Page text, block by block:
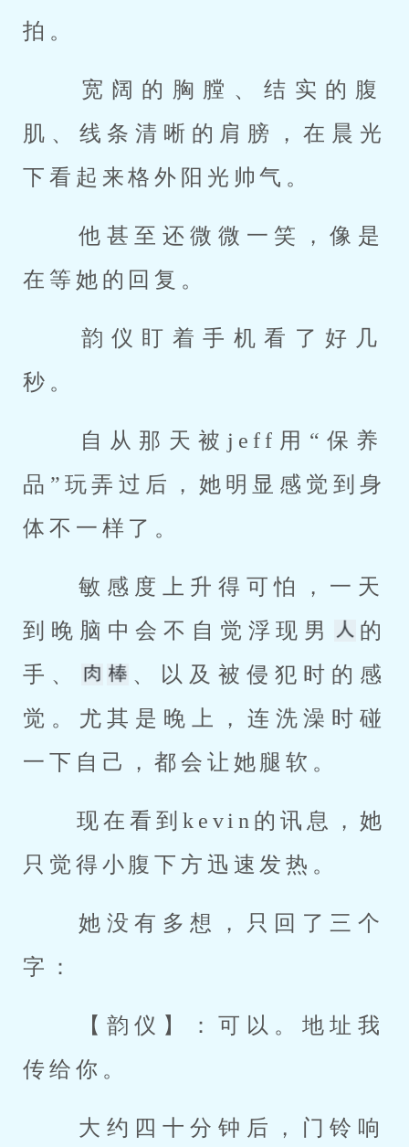
拍。
肌、线条清晰的肩膀，在晨光
下看起来格外阳光帅气。
在等她的回复。
秒。
品”玩弄过后，她明显感觉到身
体不一样了。
到晚脑中会不自觉浮现男
的
手、
、以及被侵犯时的感
觉。尤其是晚上，连洗澡时碰
一下自己，都会让她腿软。
现在看到kevin的讯息，她
只觉得小腹下方迅速发热。
字：
传给你。